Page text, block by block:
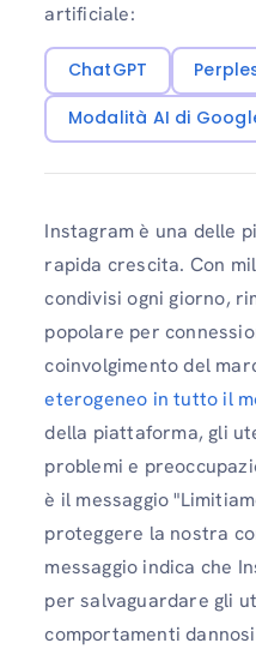
artificiale:
ChatGPT
Modalità AI di
Instagram è una delle
rapida crescita. Con
condivisi ogni giorno,
popolare per
coinvolgimento del
eterogeneo in tutto il
della piattaforma, gli
problemi e
è il messaggio
proteggere la nostra
messaggio indica che
per salvaguardare gli
comportamenti